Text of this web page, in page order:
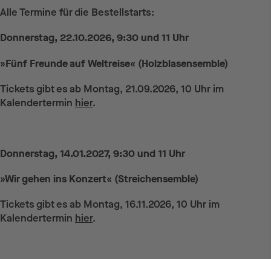
Alle Termine für die Bestellstarts:
Donnerstag, 22.10.2026, 9:30 und 11 Uhr
»Fünf Freunde auf Weltreise« (Holzblasensemble)
Tickets gibt es ab Montag, 21.09.2026, 10 Uhr im
Kalendertermin hier.
Donnerstag, 14.01.2027, 9:30 und 11 Uhr
»Wir gehen ins Konzert« (Streichensemble)
Tickets gibt es ab Montag, 16.11.2026, 10 Uhr im
Kalendertermin hier.